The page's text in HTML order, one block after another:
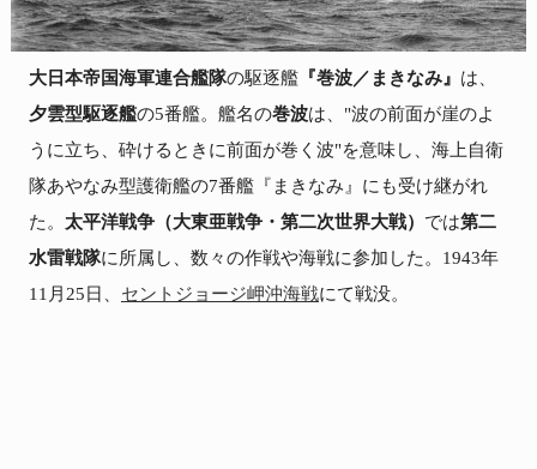
大日本帝国海軍連合艦隊の駆逐艦『巻波／まきなみ』 は、
夕雲型駆逐艦の5番艦。艦名の巻波は、"波の前面が崖のよ
うに立ち、砕けるときに前面が巻く波"を意味し、海上自衛
隊あやなみ型護衛艦の7番艦『まきなみ』にも受け継がれ
た。 太平洋戦争（大東亜戦争・第二次世界大戦） では第二
水雷戦隊に所属し、数々の作戦や海戦に参加した。1943年
11月25日、 セントジョージ岬沖海戦にて戦没。